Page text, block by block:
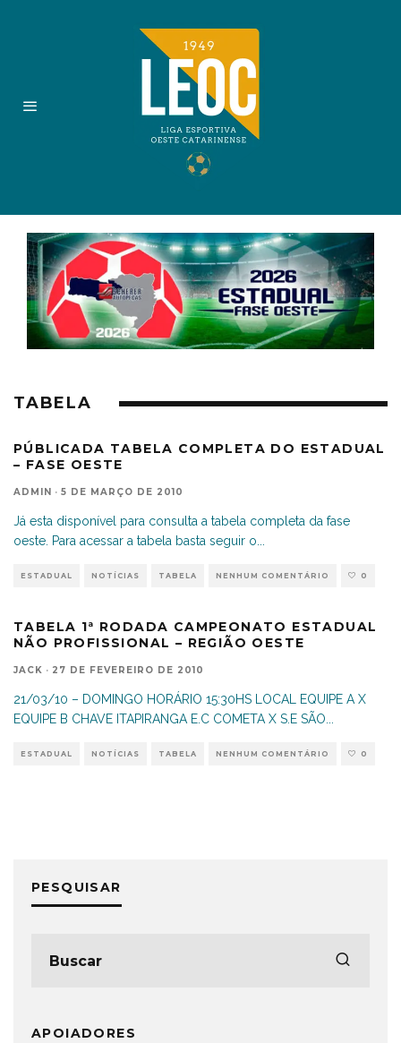
TABELA
PÚBLICADA TABELA COMPLETA DO ESTADUAL
– FASE OESTE
ADMIN · 5 DE MARÇO DE 2010
Já esta disponível para consulta a tabela completa da fase
oeste. Para acessar a tabela basta seguir o...
ESTADUAL NOTÍCIAS TABELA NENHUM COMENTÁRIO 0
TABELA 1ª RODADA CAMPEONATO ESTADUAL
NÃO PROFISSIONAL – REGIÃO OESTE
JACK · 27 DE FEVEREIRO DE 2010
21/03/10 – DOMINGO HORÁRIO 15:30HS LOCAL EQUIPE A X
EQUIPE B CHAVE ITAPIRANGA E.C COMETA X S.E SÃO...
ESTADUAL NOTÍCIAS TABELA NENHUM COMENTÁRIO 0
PESQUISAR
APOIADORES